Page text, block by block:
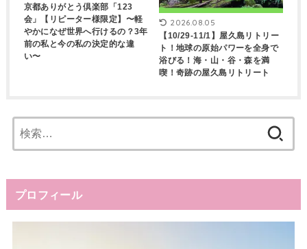
京都ありがとう倶楽部「123
会」【リピーター様限定】〜軽
やかになぜ世界へ行けるの？3年
前の私と今の私の決定的な違
い〜
2026.08.05
【10/29-11/1】屋久島リトリー
ト！地球の原始パワーを全身で
浴びる！海・山・谷・森を満
喫！奇跡の屋久島リトリート
索:
プロフィール